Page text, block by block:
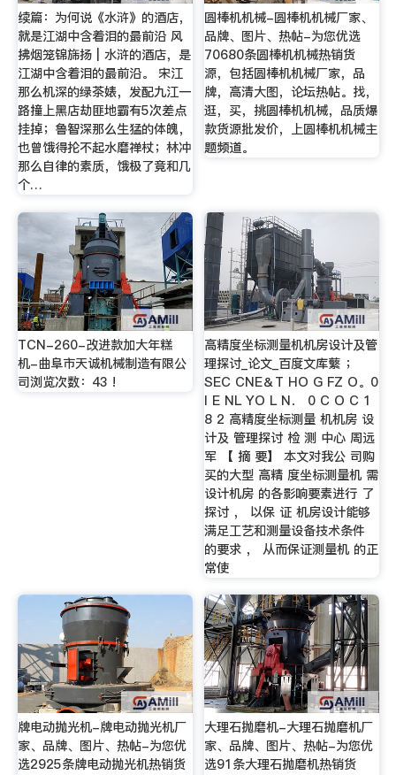
续篇：为何说《水浒》的酒店，
就是江湖中含着泪的最前沿 风
拂烟笼锦旆扬┃水浒的酒店，是
江湖中含着泪的最前沿。 宋江
那么机深的绿茶婊，发配九江一
路撞上黑店劫匪地霸有5次差点
挂掉；鲁智深那么生猛的体魄，
也曾饿得抡不起水磨禅杖；林冲
那么自律的素质，饿极了竟和几
个…
圆棒机机械-圆棒机机械厂家、
品牌、图片、热帖-为您优选
70680条圆棒机机械热销货
源，包括圆棒机机械厂家，品
牌，高清大图，论坛热帖。找，
逛，买，挑圆棒机机械，品质爆
款货源批发价，上圆棒机机械主
题频道。
TCN-260-改进款加大年糕
机-曲阜市天诚机械制造有限公
司浏览次数：43 !
高精度坐标测量机机房设计及管
理探讨_论文_百度文库蘩 ；
SEC CNE＆T HO G FZ O。0
I E NL YO L N． 0 C O C 1
8 2 高精度坐标测量 机机房 设
计及 管理探讨 检 测 中心 周远
军 【 摘 要】 本文对我公 司购
买的大型 高精 度坐标测量机 需
设计机房 的各影响要素进行 了
探讨 ， 以保 证 机房设计能够
满足工艺和测量设备技术条件
的要求 ， 从而保证测量机 的正
常使
牌电动抛光机-牌电动抛光机厂
家、品牌、图片、热帖-为您优
选2925条牌电动抛光机热销货
大理石抛磨机-大理石抛磨机厂
家、品牌、图片、热帖-为您优
选91条大理石抛磨机热销货